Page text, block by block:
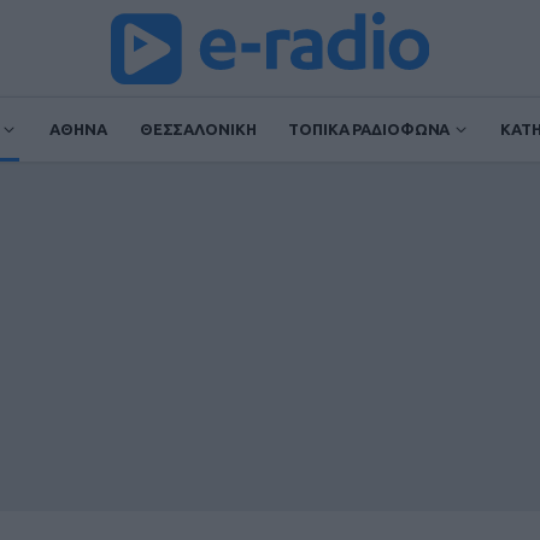
ΑΘΗΝΑ ΘΕΣΣΑΛΟΝΙΚΗ ΤΟΠΙΚΑ ΡΑΔΙΟΦΩΝΑ